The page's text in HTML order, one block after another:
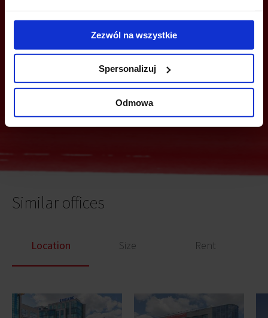
Zezwól na wszystkie
Spersonalizuj
Odmowa
Send
Similar offices
Location Size Rent